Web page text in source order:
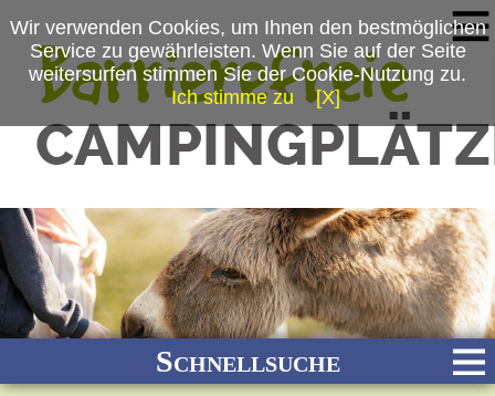
(c) Freizeitpark KlaukenhofSchnellsuche
Wir verwenden Cookies, um Ihnen den bestmöglichen
Service zu gewährleisten. Wenn Sie auf der Seite
weitersurfen stimmen Sie der Cookie-Nutzung zu.
Ich stimme zu
[X]